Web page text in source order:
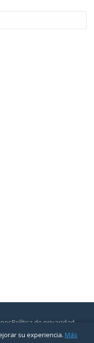
su experiencia. Más
Política de privacidad